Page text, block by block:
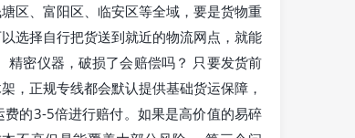
区、富阳区、临安区等全域，要是货物重
选择自行把货送到就近的物流网点，就能
精密仪器，破损了会赔偿吗？ 只要发货前
，正规专线都会默认提供基础货运保障，
的3-5倍进行赔付。如果是高价值的易碎